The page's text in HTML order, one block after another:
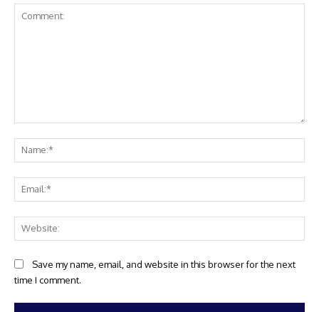
Save my name, email, and website in this browser for the next
time I comment.